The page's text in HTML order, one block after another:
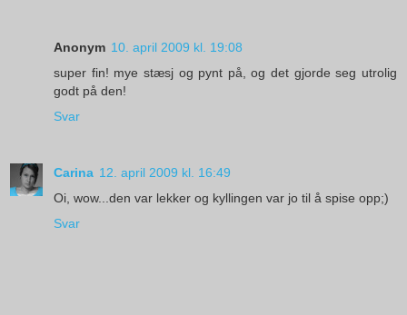
Anonym 10. april 2009 kl. 19:08
super fin! mye stæsj og pynt på, og det gjorde seg utrolig
godt på den!
Svar
Carina 12. april 2009 kl. 16:49
Oi, wow...den var lekker og kyllingen var jo til å spise opp;)
Svar